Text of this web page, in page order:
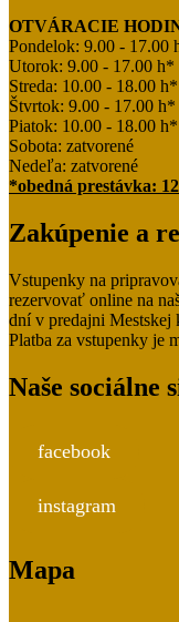
OTVÁRACIE
Pondelok: 9.00 - 17.00
Utorok: 9.00 - 17.00 h*
Streda: 10.00 - 18.00 h*
Štvrtok: 9.00 - 17.00 h*
Piatok: 10.00 - 18.00 h*
Sobota: zatvorené
Nedeľa: zatvorené
*obedná prestávka:
Zakúpenie a
Vstupenky na
rezervovať online na
dní v predajni Mestskej
Platba za vstupenky je
Naše sociálne
facebook
instagram
Mapa